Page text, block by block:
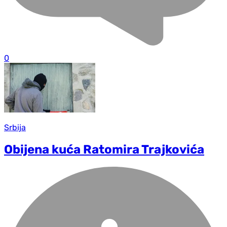
0
Srbija
Obijena kuća Ratomira Trajkovića